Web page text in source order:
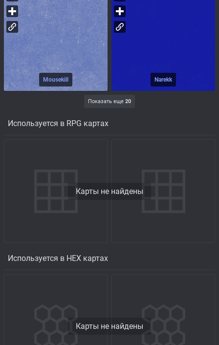
Mousekill Narekk
Показать еще 20
Используется в RPG картах
Карты не найдены
Используется в HEX картах
Карты не найдены